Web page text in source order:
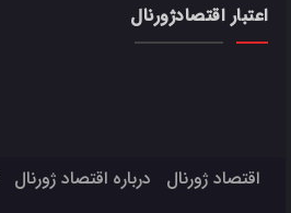
اعتبار اقتصادژورنال
اقتصاد ژورنال درباره اقتصاد ژورنال